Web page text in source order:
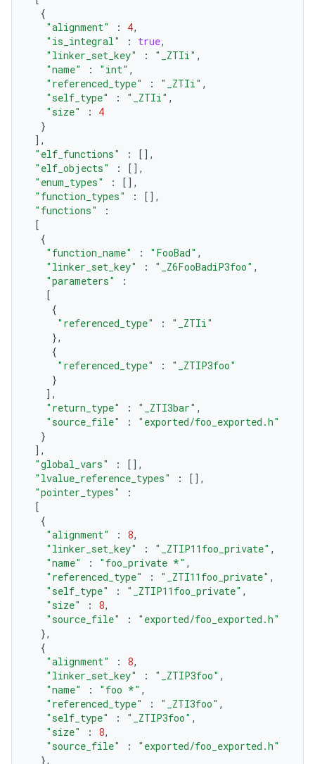
{
"alignment"
: 4,
"is_integral"
: true,
"linker_set_key"
: "_ZTIi" ,
"name"
: "int" ,
"referenced_type"
: "_ZTIi" ,
"self_type"
: "_ZTIi" ,
"size"
:
4
}
],
"elf_functions"
:
[],
"elf_objects"
:
[],
"enum_types"
:
[],
"function_types"
:
[],
"functions"
:
[
{
"function_name"
: "FooBad" ,
"linker_set_key"
: "_Z6FooBadiP3foo" ,
"parameters"
:
[
{
"referenced_type"
:
"_ZTIi"
},
{
"referenced_type"
:
"_ZTIP3foo"
}
],
"return_type"
: "_ZTI3bar" ,
"source_file"
:
"exported/foo_exported.h"
}
],
"global_vars"
:
[],
"lvalue_reference_types"
:
[],
"pointer_types"
:
[
{
"alignment"
: 8,
"linker_set_key"
: "_ZTIP11foo_private" ,
"name"
: "foo_private *" ,
"referenced_type"
: "_ZTI11foo_private" ,
"self_type"
: "_ZTIP11foo_private" ,
"size"
: 8,
"source_file"
:
"exported/foo_exported.h"
},
{
"alignment"
: 8,
"linker_set_key"
: "_ZTIP3foo" ,
"name"
: "foo *" ,
"referenced_type"
: "_ZTI3foo" ,
"self_type"
: "_ZTIP3foo" ,
"size"
: 8,
"source_file"
:
"exported/foo_exported.h"
},